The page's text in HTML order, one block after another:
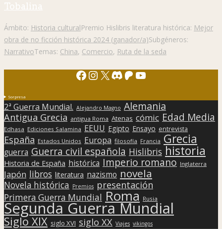
Tobalina
Ámbito: Historia culturalPremio Hislibris literatura histórica: Mejor
obra de no ficción histórica 2024 (ganador/a)Subgéneros:
NarrativoTemas: China, Comercio, Ruta de la seda
Facebook
Instagram
X Discord
Patreon
YouTube
Sorpresa
2ª Guerra Mundial. Alejandro Magno Alemania
Antigua Grecia antigua Roma Atenas cómic Edad Media
Edhasa Ediciones Salamina EEUU Egipto Ensayo entrevista
España Estados Unidos Europa filosofía Francia Grecia
guerra Guerra civil española Hislibris historia
Historia de España histórica Imperio romano Inglaterra
Japón libros literatura nazismo novela
Novela histórica Premios presentación
Primera Guerra Mundial Roma Rusia
Segunda Guerra Mundial
Siglo XIX siglo XVI siglo XX Viajes vikingos